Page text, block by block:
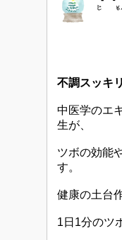
不調スッキ
中医学のエ
生が、
ツボの効能
す。
健康の土台
1日1分のツ